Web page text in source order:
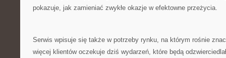
pokazuje, jak zamieniać zwykłe okazje w efektowne przeżycia.
Serwis wpisuje się także w potrzeby rynku, na którym rośnie
więcej klientów oczekuje dziś wydarzeń, które będą